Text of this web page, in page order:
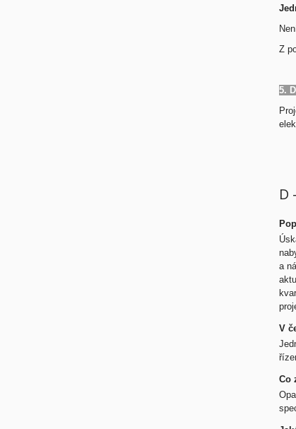
Z
5.
D
a
V
Co